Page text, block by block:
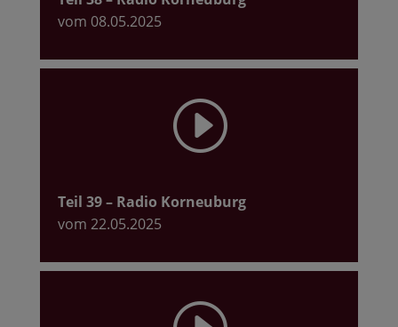
vom 08.05.2025
I
Teil 39– Radio Korneuburg
vom 22.05.2025